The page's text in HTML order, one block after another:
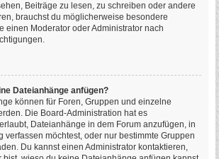
Beiträge zu lesen, zu schreiben oder andere
brauchst du möglicherweise besondere
einen Moderator oder Administrator nach
Dateianhänge anfügen?
können für Foren, Gruppen und einzelne
Die Board-Administration hat es
Dateianhänge in dem Forum anzufügen, in
verfassen möchtest, oder nur bestimmte Gruppen
Du kannst einen Administrator kontaktieren,